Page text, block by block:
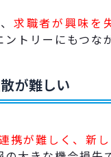
求職者が興味を
トリーにもつな
が難しい
携が難しく、新